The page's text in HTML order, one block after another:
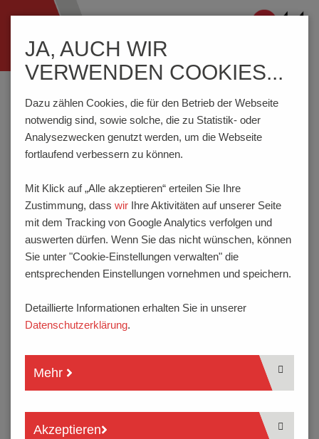
ein-/ausblenden
Home Wissenswertes Anschlusstechnik
Zulassungen | Normen
VDE-Zulassung
VDE-ZULASSUNG
PTR HARTMANN berücksichtigt bei der Entwicklung der
Anschlussklemmen und Steckverbindersysteme alle
relevanten Normen und Bestimmungen in der jeweils gültigen
Ausführung. Für die VDE-Zulassung kommen drei Normen
zur Anwendung:
der Normen:
EN 60998-1, EN 60998-2-1
Schraubbare und schraubenlose Leiterplattenklemmen
Schraubbare und schraubenlose
wesentlichen Grundlagen für die Isolationskoordination für
JA, AUCH WIR
VERWENDEN COOKIES...
Dazu zählen Cookies, die für den Betrieb der Webseite
notwendig sind, sowie solche, die zu Statistik- oder
Analysezwecken genutzt werden, um die Webseite
fortlaufend verbessern zu können.
Mit Klick auf „Alle akzeptieren“ erteilen Sie Ihre
Zustimmung, dass wir Ihre Aktivitäten auf unserer Seite
mit dem Tracking von Google Analytics verfolgen und
auswerten dürfen. Wenn Sie das nicht wünschen, können
Sie unter "Cookie-Einstellungen verwalten" die
entsprechenden Einstellungen vornehmen und speichern.
Detaillierte Informationen erhalten Sie in unserer
Datenschutzerklärung.
Mehr
Akzeptieren